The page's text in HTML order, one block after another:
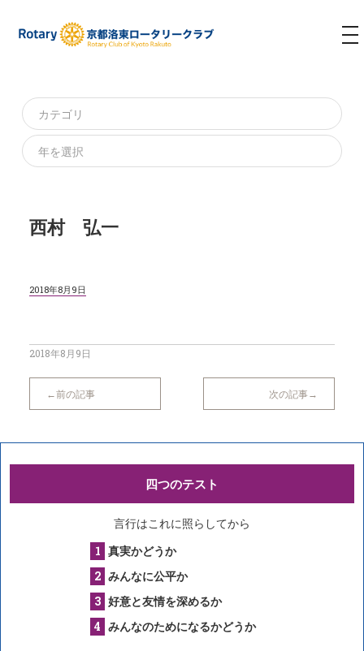
西村 弘一
2018年8月9日
2018年8月9日
前の記事 次の記事
四つのテスト
言行はこれに照らしてから
真実かどうか
みんなに公平か
好意と友情を深めるか
みんなのためになるかどうか